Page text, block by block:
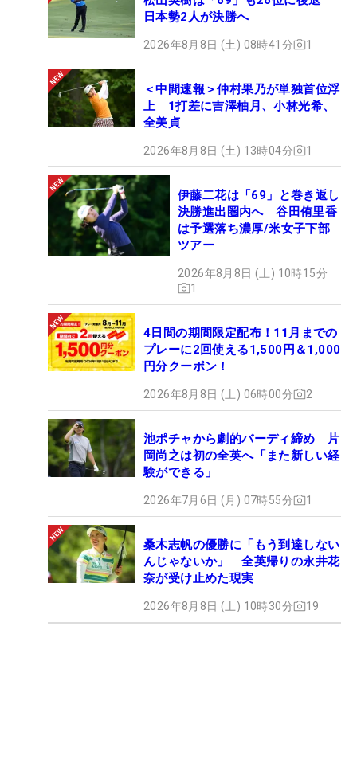
日本勢2人が決勝へ
2026年8月8日 (土) 08時41分 1
＜中間速報＞仲村果乃が単独首位浮
上 1打差に吉澤柚月、小林光希、
全美貞
2026年8月8日 (土) 13時04分 1
伊藤二花は「69」と巻き返し
決勝進出圏内へ 谷田侑里香
は予選落ち濃厚/米女子下部
ツアー
2026年8月8日 (土) 10時15分
1
4日間の期間限定配布！11月までの
プレーに2回使える1,500円＆1,000
円分クーポン！
2026年8月8日 (土) 06時00分 2
池ポチャから劇的バーディ締め 片
岡尚之は初の全英へ「また新しい経
験ができる」
2026年7月6日 (月) 07時55分 1
桑木志帆の優勝に「もう到達しない
んじゃないか」 全英帰りの永井花
奈が受け止めた現実
2026年8月8日 (土) 10時30分 19